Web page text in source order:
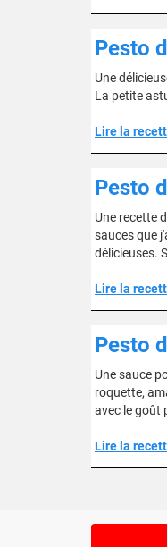
Pesto
Une
La petite
Lire la
Pesto
Une recette
sauces que
délicieuses.
Lire la
Pesto
Une sauce
roquette,
avec le goût
Lire la